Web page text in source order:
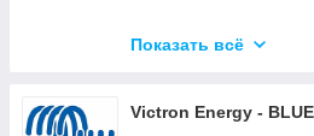
водонагревательных
Солнечные
Показать всё
Victron Energy - BLUE